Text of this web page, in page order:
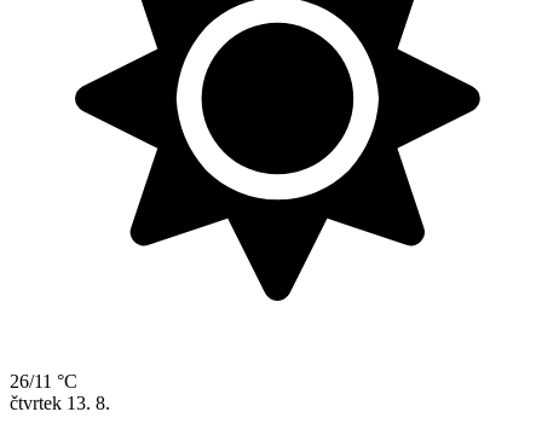
26/11 °C
čtvrtek 13. 8.